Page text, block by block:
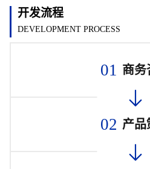
开发流程
DEVELOPMENT PROCESS
01 商务
02 产品